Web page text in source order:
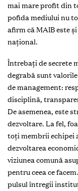
mai mare profit din
pofida mediului nu
afirm că MAIB este
naţional.
Întrebaţi de secrete
degrabă sunt
de management:
disciplină,
De asemenea, este
dezvoltare. La fel,
toţi membrii echipei
dezvoltarea
viziunea comună
pentru ceea ce
pulsul întregii